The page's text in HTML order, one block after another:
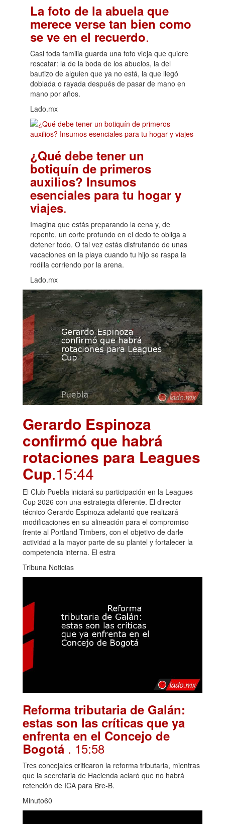
La foto de la abuela que
merece verse tan bien como
se ve en el recuerdo.
Casi toda familia guarda una foto vieja que quiere
rescatar: la de la boda de los abuelos, la del
bautizo de alguien que ya no está, la que llegó
doblada o rayada después de pasar de mano en
mano por años.
Lado.mx
¿Qué debe tener un
botiquín de primeros
auxilios? Insumos
esenciales para tu hogar y
viajes.
Imagina que estás preparando la cena y, de
repente, un corte profundo en el dedo te obliga a
detener todo. O tal vez estás disfrutando de unas
vacaciones en la playa cuando tu hijo se raspa la
rodilla corriendo por la arena.
Lado.mx
Gerardo Espinoza
confirmó que habrá
rotaciones para Leagues
Cup.15:44
El Club Puebla iniciará su participación en la Leagues
Cup 2026 con una estrategia diferente. El director
técnico Gerardo Espinoza adelantó que realizará
modificaciones en su alineación para el compromiso
frente al Portland Timbers, con el objetivo de darle
actividad a la mayor parte de su plantel y fortalecer la
competencia interna. El estra
Tribuna Noticias
Reforma tributaria de Galán:
estas son las críticas que ya
enfrenta en el Concejo de
Bogotá . 15:58
Tres concejales criticaron la reforma tributaria, mientras
que la secretaria de Hacienda aclaró que no habrá
retención de ICA para Bre-B.
Minuto60